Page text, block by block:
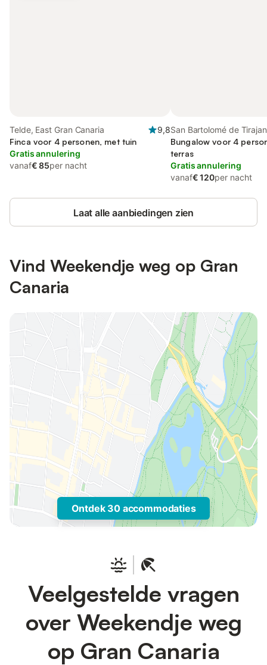
Telde, East Gran Canaria
9,8
Finca voor 4 personen, met tuin
Gratis annulering
vanaf€ 85per nacht
San Bartolomé de
Gran Canaria
Bungalow voor 4
terras
Gratis annulering
vanaf€ 120per nacht
Laat alle aanbiedingen zien
Vind Weekendje weg op Gran
Canaria
Ontdek 30 accommodaties
Veelgestelde vragen
over Weekendje weg
op Gran Canaria